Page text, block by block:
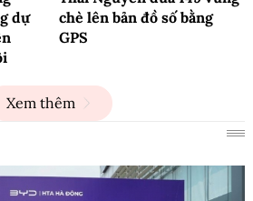
dự
chè lên bản đồ số bằng
GPS
Xem thêm